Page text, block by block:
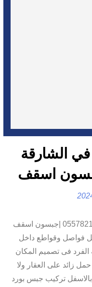
الشارقة
تركيب جبس بورد في الشارقة |0557821580 |جبسون اسقف
فواصل وقواطع داخل
الفرد فى تصميم المكان
زائد على العقار ولا
تركيب جبس بورد